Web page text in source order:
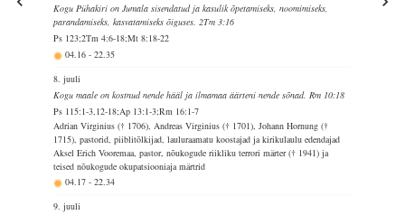
Kogu Pühakiri on Jumala sisendatud ja kasulik õpetamiseks, noomimiseks,
parandamiseks, kasvatamiseks õiguses. 2Tm 3:16
Ps 123;2Tm 4:6-18;Mt 8:18-22
04.16-22.35
8. juuli
Kogu maale on kostnud nende hääl ja ilmamaa äärteni nende sõnad. Rm 10:18
Ps 115:1-3,12-18;Ap 13:1-3;Rm 16:1-7
Adrian Virginius († 1706), Andreas Virginius († 1701), Johann Hornung (†
1715), pastorid, piiblitõlkijad, lauluraamatu koostajad ja kirikulaulu edendajad
Aksel Erich Vooremaa, pastor, nõukogude riikliku terrori märter († 1941) ja
teised nõukogude okupatsiooniaja märtrid
04.17-22.34
9. juuli